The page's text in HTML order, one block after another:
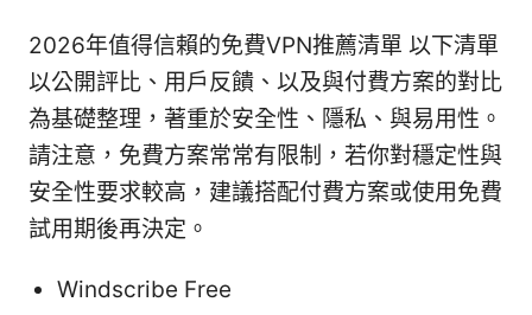
2026年值得信賴的免費VPN推薦清單 以下清單
以公開評比、用戶反饋、以及與付費方案的對比
為基礎整理，著重於安全性、隱私、與易用性。
請注意，免費方案常常有限制，若你對穩定性與
安全性要求較高，建議搭配付費方案或使用免費
試用期後再決定。
Windscribe Free